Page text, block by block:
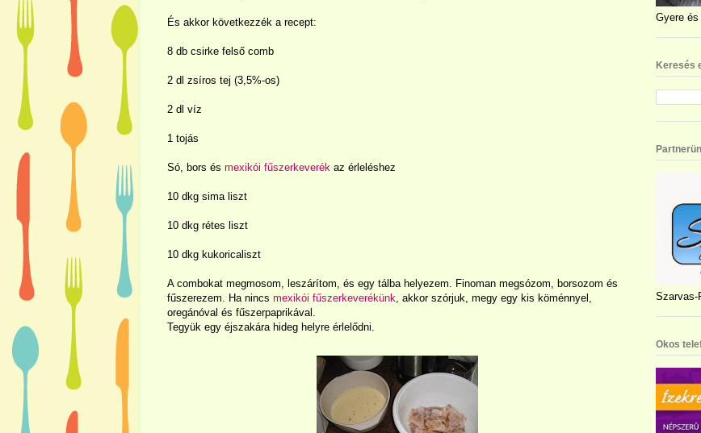
És akkor következzék a recept:
8 db csirke felső comb
2 dl zsíros tej (3,5%-os)
2 dl víz
1 tojás
Só, bors és mexikói fűszerkeverék az érleléshez
10 dkg sima liszt
10 dkg rétes liszt
10 dkg kukoricaliszt
A combokat megmosom, leszárítom, és egy tálba helyezem. Finoman megsózom, borsozom és
fűszerezem. Ha nincs mexikói fűszerkeverékünk , akkor szórjuk, megy egy kis köménnyel,
oregánóval és fűszerpaprikával.
Tegyük egy éjszakára hideg helyre érlelődni.
Gyere
Keresés
Szarvas-
Okos